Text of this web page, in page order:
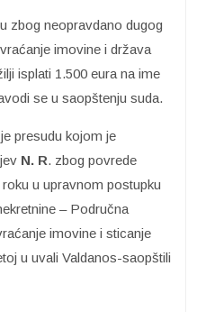
zbog neopravdano dugog
imovine i država
isplati 1.500 eura na ime
se u saopštenju suda.
presudu kojom je
N. R. zbog povrede
u upravnom postupku
– Područna
imovine i sticanje
u uvali Valdanos-saopštili